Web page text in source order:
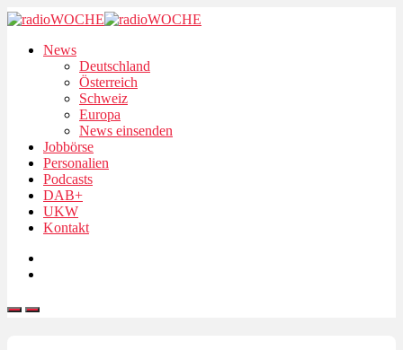
News
Deutschland
Österreich
Schweiz
Europa
News einsenden
Jobbörse
Personalien
Podcasts
DAB+
UKW
Kontakt